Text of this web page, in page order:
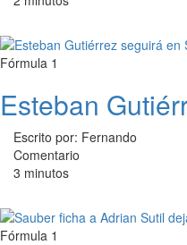
Fórmula 1
Esteban
Escrito por: Fernando
Comentario
3 minutos
Fórmula 1